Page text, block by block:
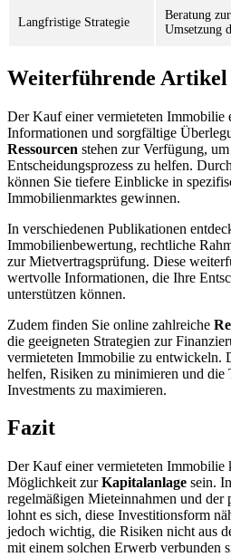
Langfristige Strategie
Beratung
Umsetzung
Weiterführende Artikel
Der Kauf einer vermieteten Immobilie
Informationen und sorgfältige
Ressourcen stehen zur Verfügung,
Entscheidungsprozess zu helfen. Durch
können Sie tiefere Einblicke in
Immobilienmarktes gewinnen.
In verschiedenen Publikationen
Immobilienbewertung, rechtliche
zur Mietvertragsprüfung. Diese
wertvolle Informationen, die Ihre
unterstützen können.
Zudem finden Sie online zahlreiche
die geeigneten Strategien zur
vermieteten Immobilie zu entwickeln.
helfen, Risiken zu minimieren und die
Investments zu maximieren.
Fazit
Der Kauf einer vermieteten Immobilie
Möglichkeit zurKapitalanlage sein.
regelmäßigen Mieteinnahmen und der
lohnt es sich, diese Investitionsform
jedoch wichtig, die Risiken nicht aus
mit einem solchen Erwerb verbunden